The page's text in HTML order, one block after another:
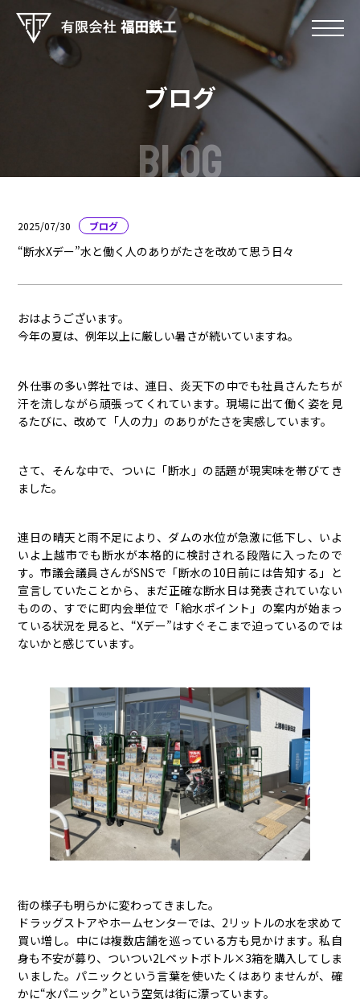
ブログ
BLOG
2025/07/30 ブログ
“断水Xデー”水と働く人のありがたさを改めて思う日々
おはようございます。
今年の夏は、例年以上に厳しい暑さが続いていますね。
外仕事の多い弊社では、連日、炎天下の中でも社員さんたちが
汗を流しながら頑張ってくれています。現場に出て働く姿を見
るたびに、改めて「人の力」のありがたさを実感しています。
さて、そんな中で、ついに「断水」の話題が現実味を帯びてき
ました。
連日の晴天と雨不足により、ダムの水位が急激に低下し、いよ
いよ上越市でも断水が本格的に検討される段階に入ったので
す。市議会議員さんがSNSで「断水の10日前には告知する」と
宣言していたことから、まだ正確な断水日は発表されていない
ものの、すでに町内会単位で「給水ポイント」の案内が始まっ
ている状況を見ると、“Xデー”はすぐそこまで迫っているのでは
ないかと感じています。
街の様子も明らかに変わってきました。
ドラッグストアやホームセンターでは、2リットルの水を求めて
買い増し。中には複数店舗を巡っている方も見かけます。私自
身も不安が募り、ついつい2Lペットボトル×3箱を購入してしま
いました。パニックという言葉を使いたくはありませんが、確
かに“水パニック”という空気は街に漂っています。